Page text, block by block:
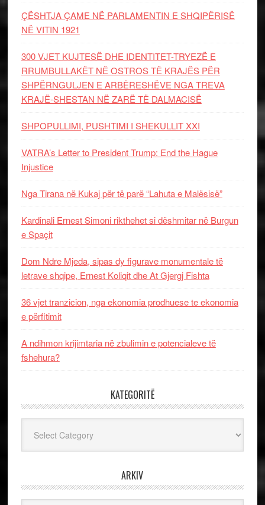
ÇËSHTJA ÇAME NË PARLAMENTIN E SHQIPËRISË
NË VITIN 1921
300 VJET KUJTESË DHE IDENTITET-TRYEZË E
RRUMBULLAKËT NË OSTROS TË KRAJËS PËR
SHPËRNGULJEN E ARBËRESHËVE NGA TREVA
KRAJË-SHESTAN NË ZARË TË DALMACISË
SHPOPULLIMI, PUSHTIMI I SHEKULLIT XXI
VATRA’s Letter to President Trump: End the Hague
Injustice
Nga Tirana në Kukaj për të parë “Lahuta e Malësisë”
Kardinali Ernest Simoni rikthehet si dëshmitar në Burgun
e Spaçit
Dom Ndre Mjeda, sipas dy figurave monumentale të
letrave shqipe, Ernest Koliqit dhe At Gjergj Fishta
36 vjet tranzicion, nga ekonomia prodhuese te ekonomia
e përfitimit
A ndihmon krijimtaria në zbulimin e potencialeve të
fshehura?
KATEGORITË
ARKIV